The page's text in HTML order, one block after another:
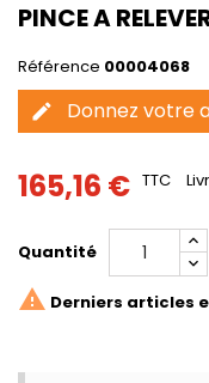
PINCE A
Référence 00004068
edit Donnez votre
165,16 € TTC
Quantité
 Derniers articles